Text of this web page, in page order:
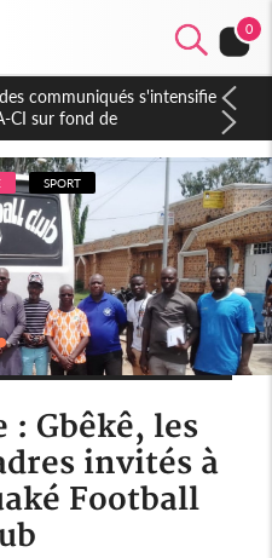
0
Thiam plaide pour un
apaisé
SPORT
Gbêkê, les
invités à
Football